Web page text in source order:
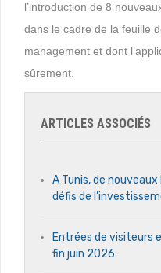
l’introduction de 8
dans le cadre de la feuille
management et dont
sûrement.
ARTICLES ASSOCIÉS
A Tunis, de
défis de
Entrées de visiteurs
fin juin 2026